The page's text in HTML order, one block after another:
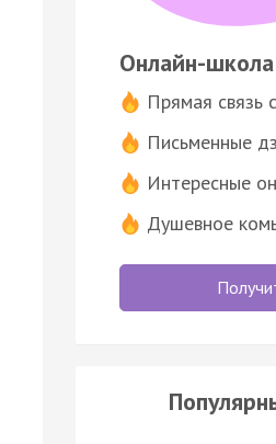
Онлайн-
Прямая связь
Письменные
Интересные
Душевное